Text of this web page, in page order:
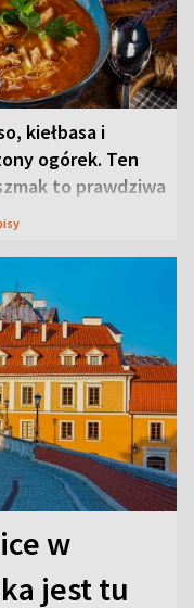
kiełbasa i
ogórek. Ten
to prawdziwa
w
jest tu